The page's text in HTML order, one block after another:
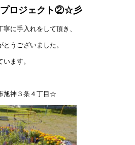
プロジェクト②☆彡
寧に手入れをして頂き、
うございました。
ます。
神３条４丁目☆